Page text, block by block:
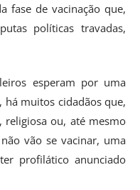
fase de vacinação que,
políticas travadas,
esperam por uma
há muitos cidadãos que,
religiosa ou, até mesmo
vão se vacinar, uma
profilático anunciado